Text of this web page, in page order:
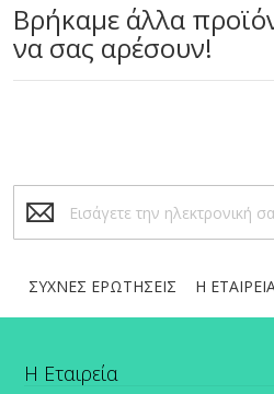
Βρήκαμε άλλα
να σας αρέσουν!
στο
ΣΥΧΝΕΣ ΕΡΩΤΗΣΕΙΣ Η
Η Εταιρεία